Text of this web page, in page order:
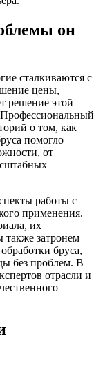
он
сталкиваются с
цены,
решение этой
Профессиональный
о том, как
помогло
от
работы с
применения.
их
также затронем
бруса,
без проблем. В
отрасли и